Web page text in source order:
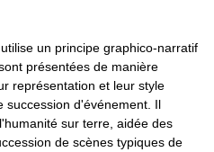
un principe graphico-narratif
présentées de manière
représentation et leur style
succession d'événement. Il
sur terre, aidée des
de scènes typiques de